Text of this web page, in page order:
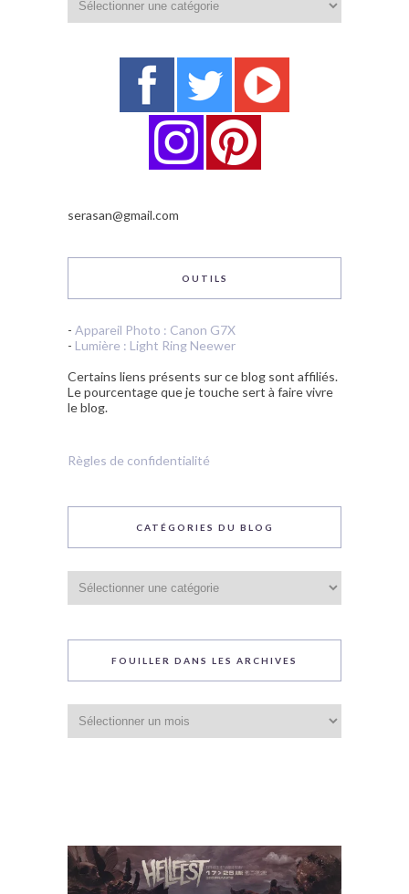
serasan@gmail.com
OUTILS
- Appareil Photo : Canon G7X
- Lumière : Light Ring Neewer
Certains liens présents sur ce blog sont affiliés.
Le pourcentage que je touche sert à faire vivre
le blog.
Règles de confidentialité
CATÉGORIES DU BLOG
du
blog
FOUILLER DANS LES ARCHIVES
dans
les